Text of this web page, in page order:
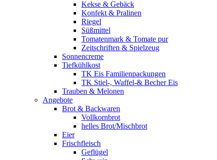
Kekse & Gebäck
Konfekt & Pralinen
Riegel
Süßmittel
Tomatenmark & Tomate pur
Zeitschriften & Spielzeug
Sonnencreme
Tiefkühlkost
TK Eis Familienpackungen
TK Stiel-, Waffel-& Becher Eis
Trauben & Melonen
Angebote
Brot & Backwaren
Vollkornbrot
helles Brot/Mischbrot
Eier
Frischfleisch
Geflügel